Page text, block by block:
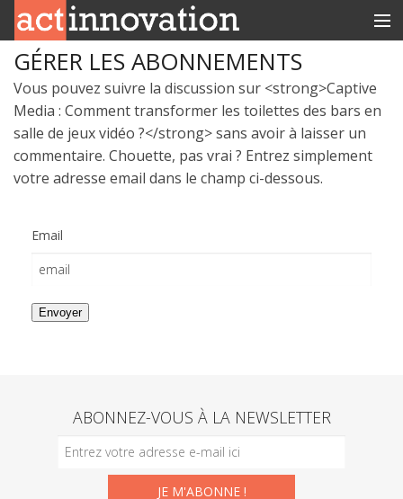
RUBRIQUES
INNOBOX
CONTACT
GÉRER LES ABONNEMENTS
Vous pouvez suivre la discussion sur <strong>Captive
Media : Comment transformer les toilettes des bars en
salle de jeux vidéo ?</strong> sans avoir à laisser un
commentaire. Chouette, pas vrai ? Entrez simplement
votre adresse email dans le champ ci-dessous.
Email
ABONNEZ-VOUS À LA NEWSLETTER